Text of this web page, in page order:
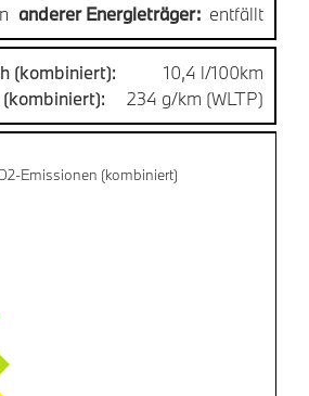
anderer Energieträger: entfällt
(kombiniert):
10,4 l/100km
(kombiniert):
234 g/km (WLTP)
Emissionen (kombiniert)